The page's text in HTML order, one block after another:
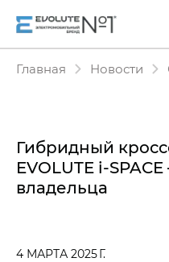
Главная Новости
Гибридный
EVOLUTE
владельца
4 МАРТА 2025 Г.